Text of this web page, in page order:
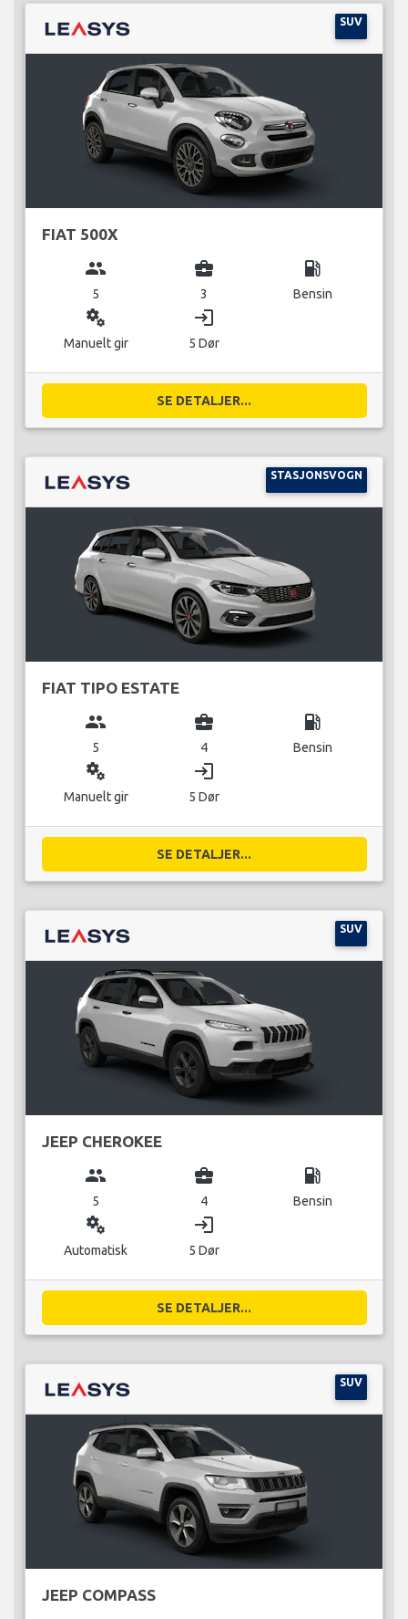
SUV
FIAT 500X
group
5
business_center
3
local_gas_station
Bensin
miscellaneous_services
Manuelt gir
login
5 Dør
SE DETALJER...
STASJONSVOGN
FIAT TIPO ESTATE
group
5
business_center
4
local_gas_station
Bensin
miscellaneous_services
Manuelt gir
login
5 Dør
SE DETALJER...
SUV
JEEP CHEROKEE
group
5
business_center
4
local_gas_station
Bensin
miscellaneous_services
Automatisk
login
5 Dør
SE DETALJER...
SUV
JEEP COMPASS